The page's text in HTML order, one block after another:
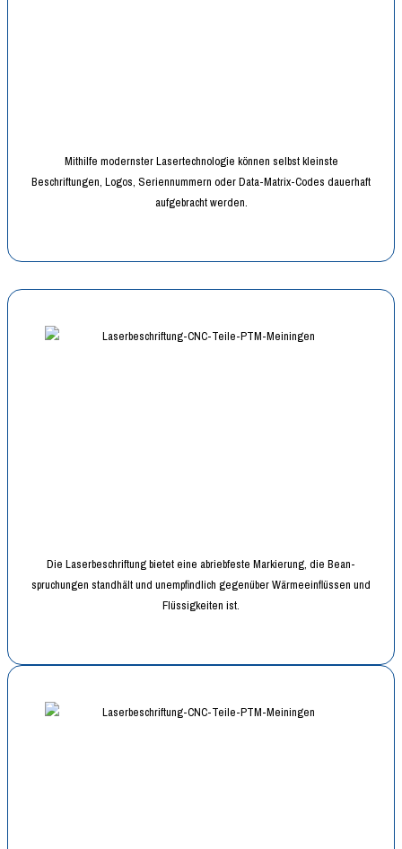
Mithilfe modernster Lasertechnologie können selbst kleinste
Beschriftungen, Logos, Seriennummern oder Data-Matrix-Codes dauerhaft
aufgebracht werden.
Die Laserbeschriftung bietet eine abriebfeste Markierung, die Bean­
spruchungen standhält und unempfindlich gegenüber Wärmeeinflüssen und
Flüssigkeiten ist.